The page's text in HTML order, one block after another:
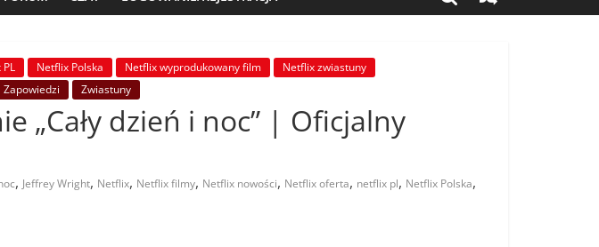
Netflix Polska Netflix wyprodukowany film
Netflix zwiastuny
Zapowiedzi Zwiastuny
„Cały dzień i noc” | Oficjalny
, Jeffrey Wright, Netflix, Netflix filmy, Netflix nowości, Netflix oferta, netflix pl, Netflix Polska,